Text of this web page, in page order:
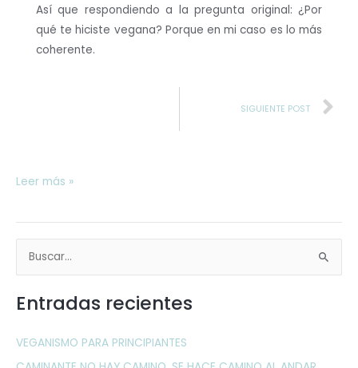
Así que respondiendo a la pregunta original: ¿Por
qué te hiciste vegana? Porque en mi caso es lo más
coherente.
SIGUIENTE POST
Leer más »
s
a
Entradas recientes
VEGANISMO PARA PRINCIPIANTES